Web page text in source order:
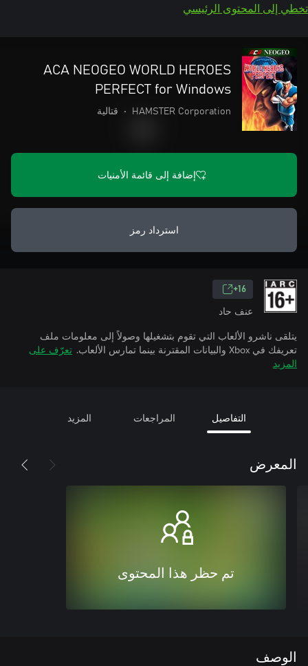
تخطي إلى المحتوى الرئيسي
ACA NEOGEO WORLD HEROES
PERFECT for Windows
HAMSTER Corporation
• قتالية
إضافة إلى قائمة الأمنيات
استرداد رمز
16+
عنف حاد
يتلقى ناشرو الألعاب التي تقوم بتشغيلها وصولاً إلى معلومات ملف
تعريفك في Xbox والبيانات المقترنة بينما تمارس الألعاب.
تعرّف على
المزيد
التفاصيل المراجعات المزيد
المعرض
تم حظر هذا المحتوى
الوصف